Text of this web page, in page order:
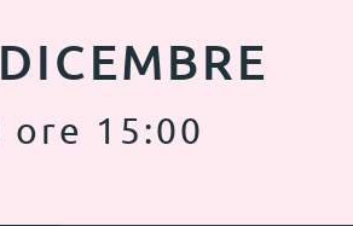
DICEMBRE
ore 15:00